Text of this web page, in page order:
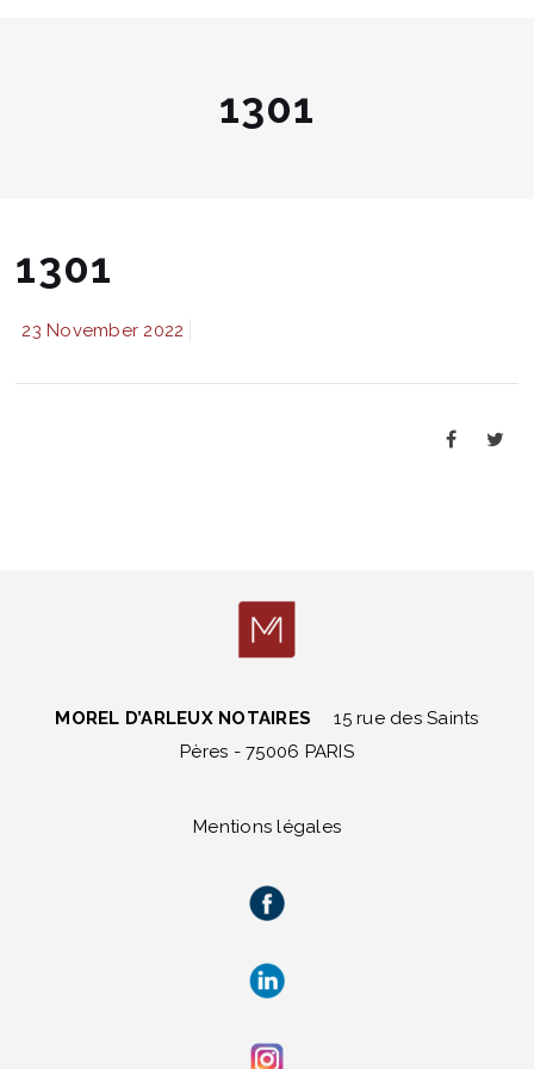
1301
1301
23 November 2022
MOREL D’ARLEUX NOTAIRES
15 rue des Saints
Pères - 75006 PARIS
Mentions légales